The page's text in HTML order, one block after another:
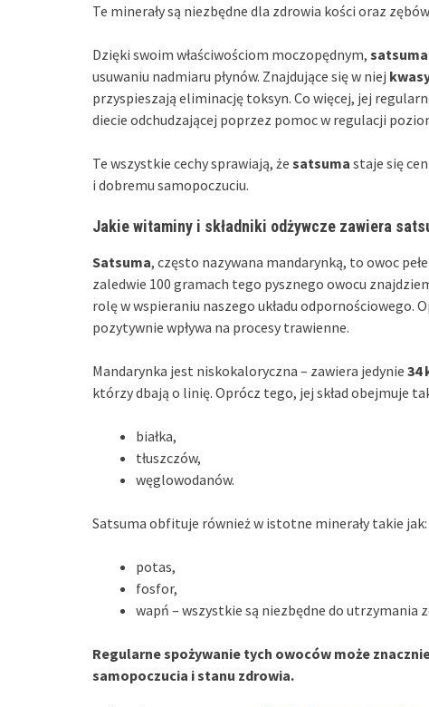
Te minerały są niezbędne dla zdrowia kości oraz
Dzięki swoim właściwościom moczopędnym, satsuma
usuwaniu nadmiaru płynów. Znajdujące się w niej
przyspieszają eliminację toksyn. Co więcej, jej
diecie odchudzającej poprzez pomoc w regulacji
Te wszystkie cechy sprawiają, że satsuma staje się
i dobremu samopoczuciu.
Jakie witaminy i składniki odżywcze zawiera
Satsuma, często nazywana mandarynką, to owoc
zaledwie 100 gramach tego pysznego owocu
rolę w wspieraniu naszego układu odpornościowego.
pozytywnie wpływa na procesy trawienne.
Mandarynka jest niskokaloryczna – zawiera jedynie 34
którzy dbają o linię. Oprócz tego, jej skład obejmuje
białka,
tłuszczów,
węglowodanów.
Satsuma obfituje również w istotne minerały takie jak:
potas,
fosfor,
wapń – wszystkie są niezbędne do utrzymania
Regularne spożywanie tych owoców może
samopoczucia i stanu zdrowia.